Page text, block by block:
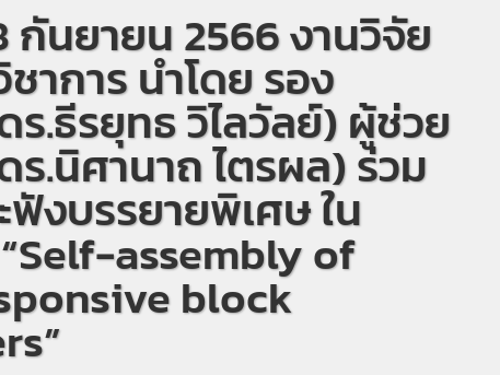
กันยายน 2566 งานวิจัย
าการ นำโดย รอง
.ธีรยุทธ วิไลวัลย์) ผู้ช่วย
.นิศานาถ ไตรผล) ร่วม
ฟังบรรยายพิเศษ ใน
assembly of
block